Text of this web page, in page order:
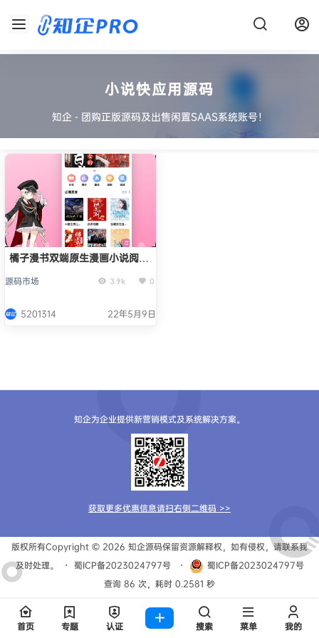
小说快应用源码
知企 - 团购正版源码及出售闲置SAAS系统账号！
橘子漫书双端原生漫画小说阅读
源码市场 3.9k 0
5201314 22年5月9日
知企为企业提供新营销模式及系统解决方案。
获取更多优惠信息请扫右侧二维码 >>
版权所有Copyright © 2026 知企源码保留资源解释权，如有侵权，请联系我
及时处理。
・ 蜀ICP备2023024797号 ・
蜀ICP备2023024797号
查询 86 次，耗时 0.2581 秒
首页 专题 认证 搜索 菜单 我的